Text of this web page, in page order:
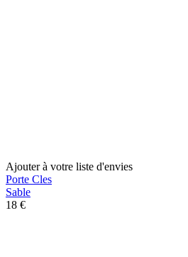
Ajouter à votre liste d'envies
Porte Cles
Sable
18 €